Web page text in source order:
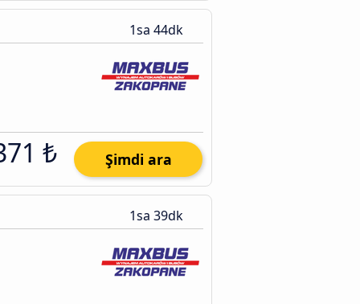
1sa 44dk
₺ Şimdi ara
1sa 39dk